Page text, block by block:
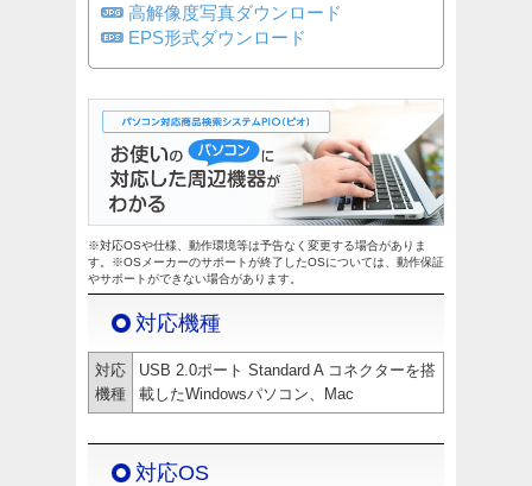
高解像度写真ダウンロード
EPS形式ダウンロード
※対応OSや仕様、動作環境等は予告なく変更する場合がありま
す。※OSメーカーのサポートが終了したOSについては、動作保証
やサポートができない場合があります。
対応機種
対応
機種
USB 2.0ポート Standard A コネクターを搭
載したWindowsパソコン、Mac
対応OS